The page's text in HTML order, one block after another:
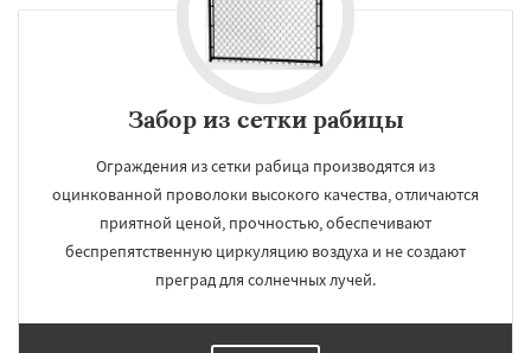
Забор из сетки рабицы
Ограждения из сетки рабица производятся из
оцинкованной проволоки высокого качества, отличаются
приятной ценой, прочностью, обеспечивают
беспрепятственную циркуляцию воздуха и не создают
преград для солнечных лучей.